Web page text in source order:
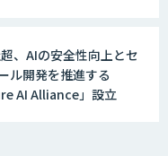
、AIの安全性向上とセ
ル開発を推進する
AI Alliance」設立